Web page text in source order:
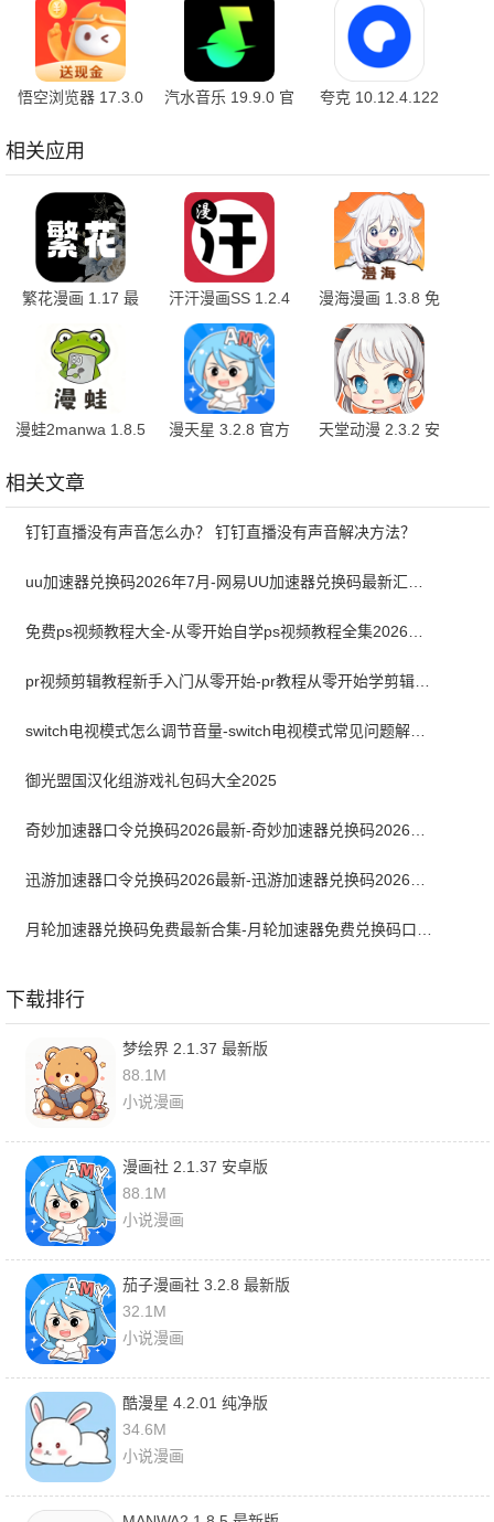
悟空浏览器 17.3.0
汽水音乐 19.9.0 官
夸克 10.12.4.122
相关应用
繁花漫画 1.17 最
汗汗漫画SS 1.2.4
最新版
漫海漫画 1.3.8 免
费版
漫蛙2manwa 1.8.5
漫天星 3.2.8 官方
天堂动漫 2.3.2 安
相关文章
钉钉直播没有声音怎么办？ 钉钉直播没有声音解决方法？
pr视频剪辑教程新手入门从零开始-pr教程从零开始学剪辑全集免费
switch电视模式怎么调节音量-switch电视模式常见问题解决方案
御光盟国汉化组游戏礼包码大全2025
下载排行
梦绘界 2.1.37 最新版
88.1M
小说漫画
漫画社 2.1.37 安卓版
88.1M
小说漫画
茄子漫画社 3.2.8 最新版
32.1M
小说漫画
酷漫星 4.2.01 纯净版
34.6M
小说漫画